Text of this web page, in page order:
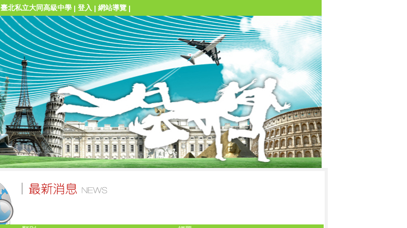
臺北私立大同高級中學 | 登入 | 網站導覽 |